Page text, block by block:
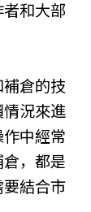
和大部
倉的技
況來進
中經常
，都是
結合市